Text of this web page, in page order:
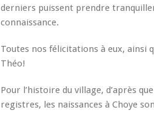
derniers puissent prendre
connaissance.
Toutes nos félicitations à eux, ainsi
Théo!
Pour l’histoire du village, d’après
registres, les naissances à Choye